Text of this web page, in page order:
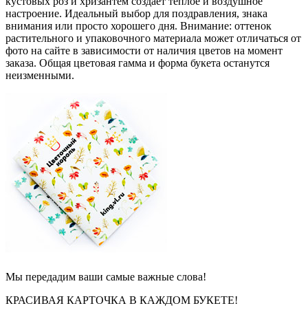
настроение. Идеальный выбор для поздравления, знака
внимания или просто хорошего дня. Внимание: оттенок
растительного и упаковочного материала может отличаться от
фото на сайте в зависимости от наличия цветов на момент
заказа. Общая цветовая гамма и форма букета останутся
неизменными.
Мы передадим ваши самые важные слова!
КРАСИВАЯ КАРТОЧКА В КАЖДОМ БУКЕТЕ!